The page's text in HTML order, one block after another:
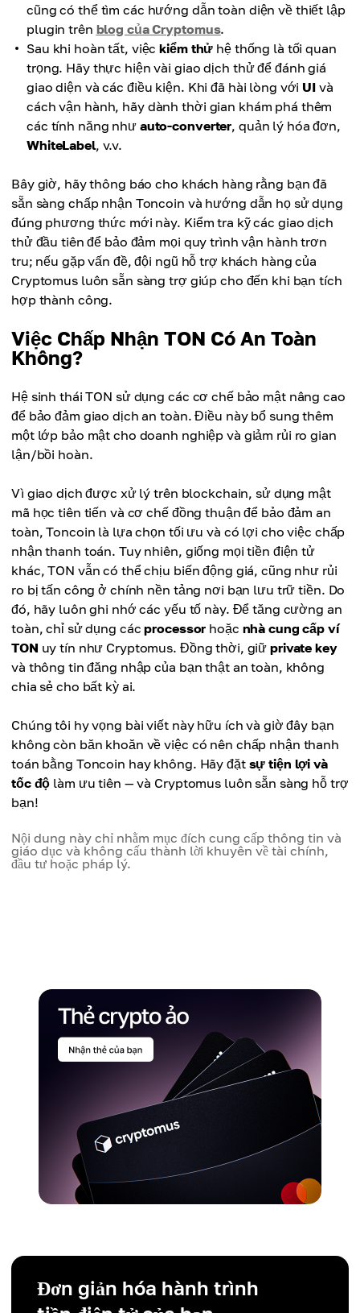
cũng có thể tìm các hướng dẫn toàn diện về thiết lập
plugin trên blog của Cryptomus.
Sau khi hoàn tất, việckiểm thử hệ thống là tối quan
trọng. Hãy thực hiện vài giao dịch thử để đánh giá
giao diện và các điều kiện. Khi đã hài lòng với UI và
cách vận hành, hãy dành thời gian khám phá thêm
các tính năng như auto-converter, quản lý hóa đơn,
WhiteLabel, v.v.
Bây giờ, hãy thông báo cho khách hàng rằng bạn đã
sẵn sàng chấp nhận Toncoin và hướng dẫn họ sử dụng
đúng phương thức mới này. Kiểm tra kỹ các giao dịch
thử đầu tiên để bảo đảm mọi quy trình vận hành trơn
tru; nếu gặp vấn đề, đội ngũ hỗ trợ khách hàng của
Cryptomus luôn sẵn sàng trợ giúp cho đến khi bạn tích
hợp thành công.
Việc Chấp Nhận TON Có An Toàn
Không?
Hệ sinh thái TON sử dụng các cơ chế bảo mật nâng cao
để bảo đảm giao dịch an toàn. Điều này bổ sung thêm
một lớp bảo mật cho doanh nghiệp và giảm rủi ro gian
lận/bồi hoàn.
Vì giao dịch được xử lý trên blockchain, sử dụng mật
mã học tiên tiến và cơ chế đồng thuận để bảo đảm an
toàn, Toncoin là lựa chọn tối ưu và có lợi cho việc chấp
nhận thanh toán. Tuy nhiên, giống mọi tiền điện tử
khác, TON vẫn có thể chịu biến động giá, cũng như rủi
ro bị tấn công ở chính nền tảng nơi bạn lưu trữ tiền. Do
đó, hãy luôn ghi nhớ các yếu tố này. Để tăng cường an
toàn, chỉ sử dụng cácprocessor hoặc nhà cung cấp ví
TON uy tín như Cryptomus. Đồng thời, giữprivate key
và thông tin đăng nhập của bạn thật an toàn, không
chia sẻ cho bất kỳ ai.
Chúng tôi hy vọng bài viết này hữu ích và giờ đây bạn
không còn băn khoăn về việc có nên chấp nhận thanh
toán bằng Toncoin hay không. Hãy đặt sự tiện lợi và
tốc độ làm ưu tiên — và Cryptomus luôn sẵn sàng hỗ trợ
bạn!
Nội dung này chỉ nhằm mục đích cung cấp thông tin và
giáo dục và không cấu thành lời khuyên về tài chính,
đầu tư hoặc pháp lý.
Đơn giản hóa hành trình